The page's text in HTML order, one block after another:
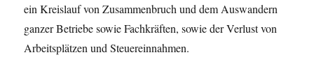
ein Kreislauf von Zusammenbruch und dem Auswandern
ganzer Betriebe sowie Fachkräften, sowie der Verlust von
Arbeitsplätzen und Steuereinnahmen.